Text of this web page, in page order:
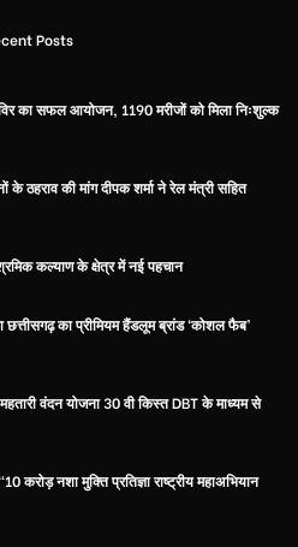
Posts
का सफल आयोजन, 1190 मरीजों को मिला निःशुल्क
के ठहराव की मांग दीपक शर्मा ने रेल मंत्री सहित
कल्याण के क्षेत्र में नई पहचान
का प्रीमियम हैंडलूम ब्रांड ‘कोशल फैब’
वंदन योजना 30 वी किस्त DBT के माध्यम से
करोड़ नशा मुक्ति प्रतिज्ञा राष्ट्रीय महाअभियान